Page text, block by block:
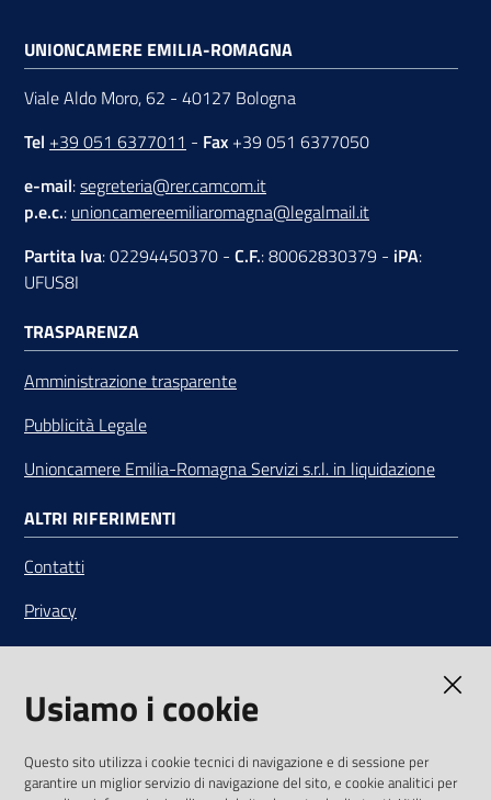
UNIONCAMERE EMILIA-ROMAGNA
Viale Aldo Moro, 62 - 40127 Bologna
Tel +39 051 6377011 - Fax +39 051 6377050
e-mail:segreteria@rer.camcom.it
p.e.c.: unioncamereemiliaromagna@legalmail.it
Partita Iva: 02294450370 - C.F.: 80062830379 - iPA:
UFUS8I
TRASPARENZA
Amministrazione trasparente
Pubblicità Legale
Unioncamere Emilia-Romagna Servizi s.r.l. in liquidazione
ALTRI RIFERIMENTI
Contatti
Privacy
Note legali
Media Policy
SEGUICI SU
Usiamo i cookie
Questo sito utilizza i cookie tecnici di navigazione e di sessione per
garantire un miglior servizio di navigazione del sito, e cookie analitici per